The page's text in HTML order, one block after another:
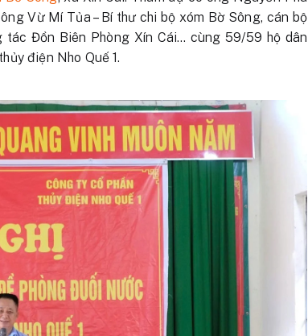
Vừ Mí Tủa – Bí thư chi bộ xóm Bờ Sông, cán bộ
Đồn Biên Phòng Xín Cái… cùng 59/59 hộ dân
điện Nho Quế 1.